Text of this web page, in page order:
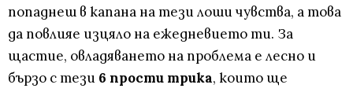
попаднеш в капана на тези лоши чувства, а това
да повлияе изцяло на ежедневието ти. За
щастие, овладяването на проблема е лесно и
бързо с тези 6 прости трика, които ще